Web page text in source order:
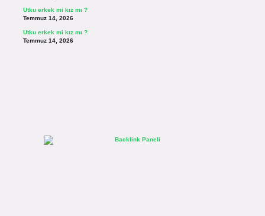
Utku erkek mi kız mı ?
Temmuz 14, 2026
Utku erkek mi kız mı ?
Temmuz 14, 2026